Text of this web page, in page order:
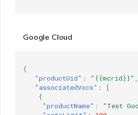
Google Cloud
{
"productUid" : "{{mcrid}}" ,
"associatedVxcs" :
[
{
"productName" : "Test